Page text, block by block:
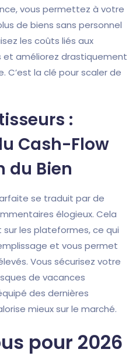
vous permettez à votre
de biens sans personnel
les coûts liés aux
et améliorez drastiquement
C’est la clé pour scaler de
:
Cash-Flow
du Bien
se traduit par de
élogieux. Cela
les plateformes, ce qui
et vous permet
Vous sécurisez votre
de vacances
des dernières
mieux sur le marché.
pour 2026